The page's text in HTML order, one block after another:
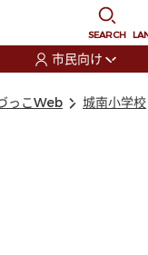
SEARCH
市民向け
っこWeb 城南小学校